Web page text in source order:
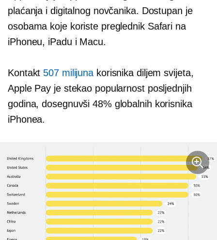
plaćanja i digitalnog novčanika. Dostupan je
osobama koje koriste preglednik Safari na
iPhoneu, iPadu i Macu.
Kontakt 507 milijuna korisnika diljem svijeta,
Apple Pay je stekao popularnost posljednjih
godina, dosegnuvši 48% globalnih korisnika
iPhonea.